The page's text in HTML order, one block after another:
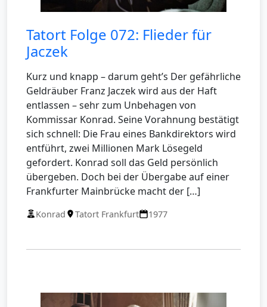
Tatort Folge 072: Flieder für
Jaczek
Kurz und knapp – darum geht’s Der gefährliche
Geldräuber Franz Jaczek wird aus der Haft
entlassen – sehr zum Unbehagen von
Kommissar Konrad. Seine Vorahnung bestätigt
sich schnell: Die Frau eines Bankdirektors wird
entführt, zwei Millionen Mark Lösegeld
gefordert. Konrad soll das Geld persönlich
übergeben. Doch bei der Übergabe auf einer
Frankfurter Mainbrücke macht der […]
Konrad Tatort Frankfurt 1977